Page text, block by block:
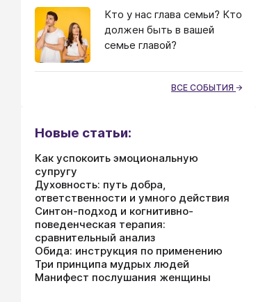
Кто у нас глава семьи? Кто
должен быть в вашей
семье главой?
ВСЕ СОБЫТИЯ
Новые статьи:
Как успокоить эмоциональную
супругу
Духовность: путь добра,
ответственности и умного действия
Синтон-подход и когнитивно-
поведенческая терапия:
сравнительный анализ
Обида: инструкция по применению
Три принципа мудрых людей
Манифест послушания женщины